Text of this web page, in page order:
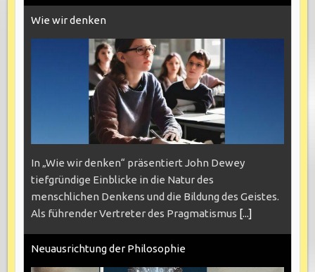
Wie wir denken
In „Wie wir denken“ präsentiert John Dewey
tiefgründige Einblicke in die Natur des
menschlichen Denkens und die Bildung des Geistes.
Als führender Vertreter des Pragmatismus [...]
Neuausrichtung der Philosophie